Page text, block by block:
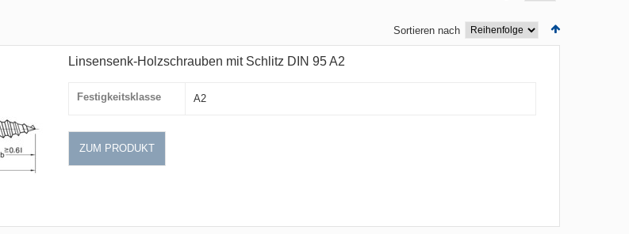
Sortieren nach
Linsensenk-Holzschrauben mit Schlitz DIN 95 A2
Festigkeitsklasse A2
ZUM PRODUKT